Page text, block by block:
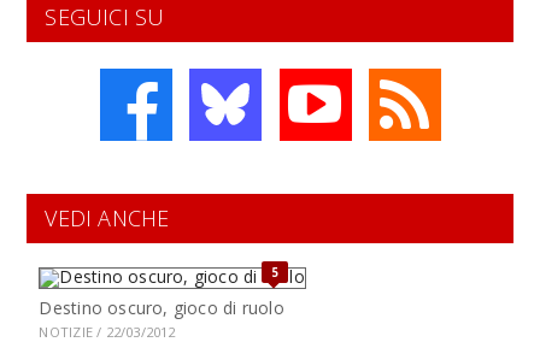
SEGUICI SU
VEDI ANCHE
5
Destino oscuro, gioco di ruolo
NOTIZIE / 22/03/2012